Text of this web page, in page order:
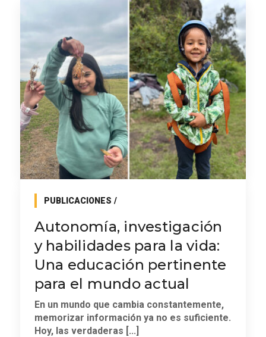
PUBLICACIONES
Autonomía, investigación
y habilidades para la vida:
Una educación pertinente
para el mundo actual
En un mundo que cambia constantemente,
memorizar información ya no es suficiente.
Hoy, las verdaderas [...]